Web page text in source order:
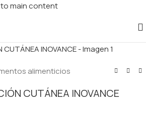
to main content
alimenticios
CUTÁNEA INOVANCE